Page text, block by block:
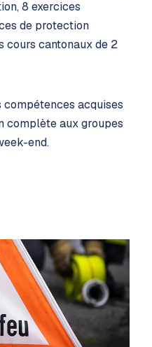
8 exercices
de protection
cours cantonaux de 2
compétences acquises
complète aux groupes
end.